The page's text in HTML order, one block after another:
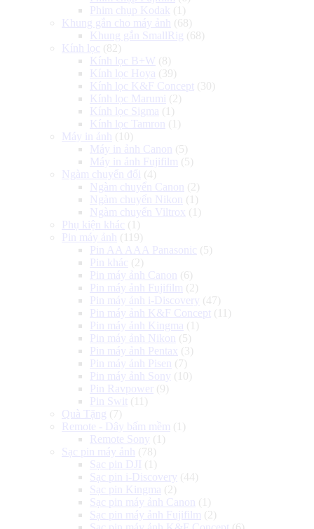
Phim chụp Kodak (1)
Khung gắn cho máy ảnh
(68)
Khung gắn SmallRig (68)
Kính lọc (82)
Kính lọc B+W (8)
Kính lọc Hoya (39)
Kính lọc K&F Concept (30)
Kính lọc Marumi (2)
Kính lọc Sigma (1)
Kính lọc Tamron
(1)
Máy in ảnh
(10)
Máy in ảnh Canon
(5)
Máy in ảnh Fujifilm (5)
Ngàm chuyển đổi (4)
Ngàm chuyển Canon
(2)
Ngàm chuyển Nikon
(1)
Ngàm chuyển Viltrox (1)
Phụ kiện khác (1)
Pin máy ảnh
(119)
Pin AA AAA Panasonic (5)
Pin khác (2)
Pin máy ảnh Canon
(6)
Pin máy ảnh Fujifilm (2)
Pin máy ảnh i-Discovery (47)
Pin máy ảnh K&F Concept (11)
Pin máy ảnh Kingma (1)
Pin máy ảnh Nikon
(5)
Pin máy ảnh Pentax (3)
Pin máy ảnh Pisen
(7)
Pin máy ảnh Sony (10)
Pin Ravpower
(9)
Pin Swit (11)
Quà Tặng (7)
Remote - Dây bấm mềm (1)
Remote Sony (1)
Sạc pin máy ảnh
(78)
Sạc pin DJI (1)
Sạc pin i-Discovery (44)
Sạc pin Kingma (2)
Sạc pin máy ảnh Canon
(1)
Sạc pin máy ảnh Fujifilm (2)